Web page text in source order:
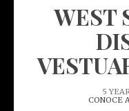
WEST
5
CONOCE